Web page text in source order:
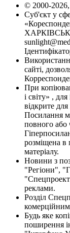
© 2000-
Суб'єкт у
сайті,
При
і світу» ,
відкрите
Посилання
повного або
розміщена в
матеріалу.
Новини з
"Регіони",
реклами.
Розділ
Будь яке
поширення